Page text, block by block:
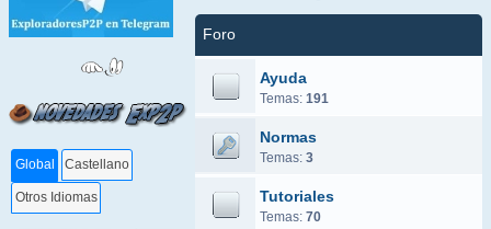
Global Castellano
Otros Idiomas
Foro
Ayuda
Temas: 191
Normas
Temas: 3
Tutoriales
Temas: 70